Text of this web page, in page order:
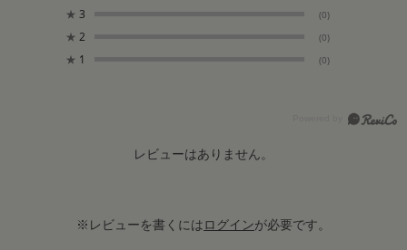
★ 3 (0)
★ 2 (0)
★ 1 (0)
レビューはありません。
※レビューを書くにはログインが必要です。